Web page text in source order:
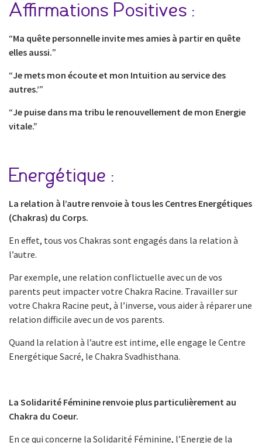
Affirmations Positives :
“Ma quête personnelle invite mes amies à partir en quête
elles aussi.”
“Je mets mon écoute et mon Intuition au service des
autres.’”
“Je puise dans ma tribu le renouvellement de mon Energie
vitale.”
Energétique :
La relation à l’autre renvoie à tous les Centres Energétiques
(Chakras) du Corps.
En effet, tous vos Chakras sont engagés dans la relation à
l’autre.
Par exemple, une relation conflictuelle avec un de vos
parents peut impacter votre Chakra Racine. Travailler sur
votre Chakra Racine peut, à l’inverse, vous aider à réparer une
relation difficile avec un de vos parents.
Quand la relation à l’autre est intime, elle engage le Centre
Energétique Sacré, le Chakra Svadhisthana.
La Solidarité Féminine renvoie plus particulièrement au
Chakra du Coeur.
En ce qui concerne la Solidarité Féminine, l’Energie de la